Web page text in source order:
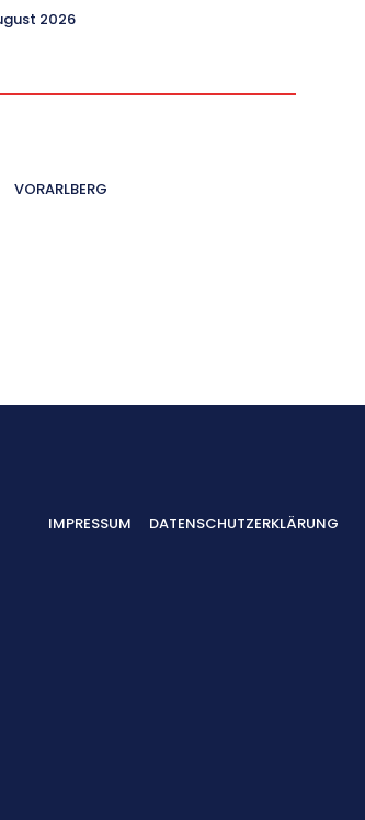
2026
VORARLBERG
IMPRESSUM DATENSCHUTZERKLÄRUNG